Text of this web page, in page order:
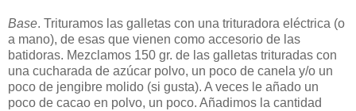
Base. Trituramos las galletas con una trituradora eléctrica (o
a mano), de esas que vienen como accesorio de las
batidoras. Mezclamos 150 gr. de las galletas trituradas con
una cucharada de azúcar polvo, un poco de canela y/o un
poco de jengibre molido (si gusta). A veces le añado un
poco de cacao en polvo, un poco. Añadimos la cantidad